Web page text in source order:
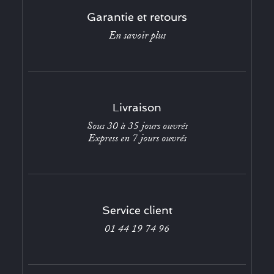
Garantie et retours
En savoir plus
Livraison
Sous 30 à 35 jours ouvrés
Express en 7 jours ouvrés
Service client
01 44 19 74 96